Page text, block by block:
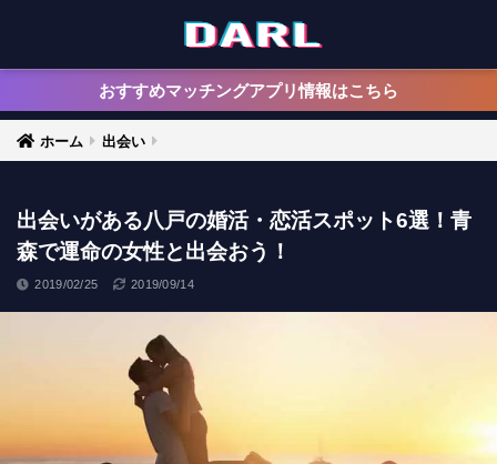
おすすめマッチングアプリ情報はこちら
ホーム 出会い
出会いがある八戸の婚活・恋活スポット6選！青
森で運命の女性と出会おう！
2019/02/25 2019/09/14